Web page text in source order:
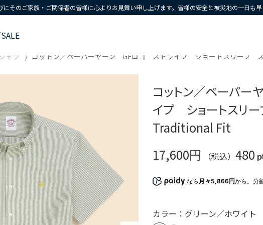
そのご家族・ご関係者の皆様に心よりお見舞い申し上げます。皆様の安全と被災地の一日も早
SALE
ャツ コットン／ペーパーヤーン GFロゴ ストライプ ショートスリーブ
コットン／ペーパ
イプ ショートスリ
Traditional Fit
17,600円
（税込）480
なら 月々5,866円から。分
カラー：グリーン／ホワイト